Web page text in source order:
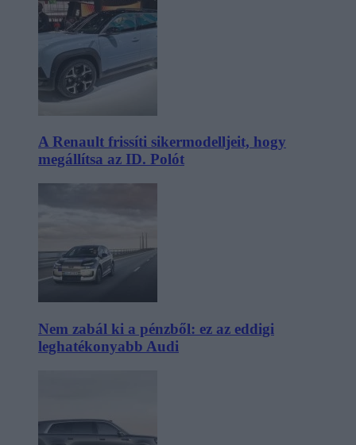
A Renault frissíti sikermodelljeit, hogy
megállítsa az ID. Polót
Nem zabál ki a pénzből: ez az eddigi
leghatékonyabb Audi